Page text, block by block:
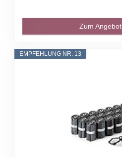
Zum Angebot
EMPFEHLUNG NR. 13